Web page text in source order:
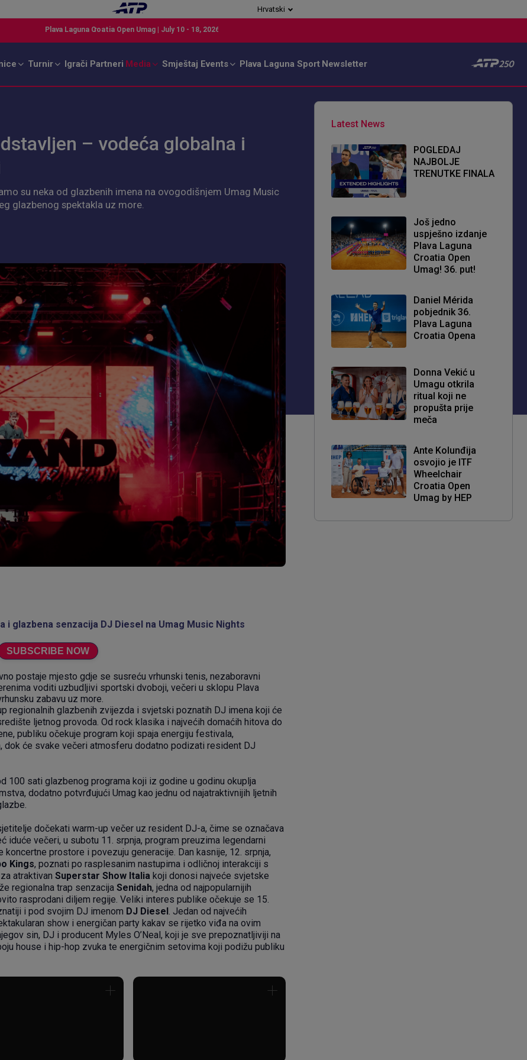
Hrvatski
Turnir Igrači Partneri Media Smještaj Events Plava Laguna Sport Newsletter
– vodeća globalna i
su neka od glazbenih imena na ovogodišnjem Umag Music
glazbenog spektakla uz more.
i glazbena senzacija DJ Diesel na Umag Music Nights
SUBSCRIBE NOW
postaje mjesto gdje se susreću vrhunski tenis, nezaboravni
voditi uzbudljivi sportski dvoboji, večeri u sklopu Plava
zabavu uz more.
regionalnih glazbenih zvijezda i svjetski poznatih DJ imena koji će
ljetnog provoda. Od rock klasika i najvećih domaćih hitova do
publiku očekuje program koji spaja energiju festivala,
će svake večeri atmosferu dodatno podizati resident DJ
100 sati glazbenog programa koji iz godine u godinu okuplja
dodatno potvrđujući Umag kao jednu od najatraktivnijih ljetnih
dočekati warm-up večer uz resident DJ-a, čime se označava
večeri, u subotu 11. srpnja, program preuzima legendarni
prostore i povezuju generacije. Dan kasnije, 12. srpnja,
Kings, poznati po rasplesanim nastupima i odličnoj interakciji s
atraktivan Superstar Show Italia koji donosi najveće svjetske
regionalna trap senzacija Senidah, jedna od najpopularnijih
rasprodani diljem regije. Veliki interes publike očekuje se 15.
i pod svojim DJ imenom DJ Diesel . Jedan od najvećih
show i energičan party kakav se rijetko viđa na ovim
sin, DJ i producent Myles O’Neal, koji je sve prepoznatljiviji na
house i hip-hop zvuka te energičnim setovima koji podižu publiku
Latest News
POGLEDAJ
NAJBOLJE
TRENUTKE FINALA
Još jedno
uspješno izdanje
Plava Laguna
Croatia Open
Umag! 36. put!
Daniel Mérida
pobjednik 36.
Plava Laguna
Croatia Opena
Donna Vekić u
Umagu otkrila
ritual koji ne
propušta prije
meča
Ante Kolunđija
osvojio je ITF
Wheelchair
Croatia Open
Umag by HEP